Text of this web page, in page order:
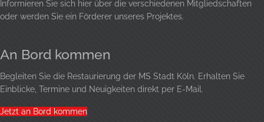
Informieren Sie sich hier über die verschiedenen Mitgliedschaften
oder werden Sie ein Förderer unseres Projektes.
An Bord kommen
Begleiten Sie die Restaurierung der MS Stadt Köln. Erhalten Sie
Einblicke, Termine und Neuigkeiten direkt per E-Mail.
Jetzt an Bord kommen